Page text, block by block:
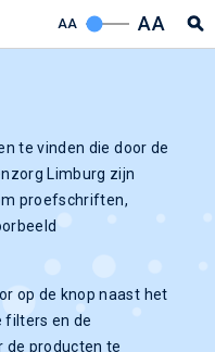
AA AA
te vinden die door de
Limburg zijn
proefschriften,
op de knop naast het
filters en de
de producten te